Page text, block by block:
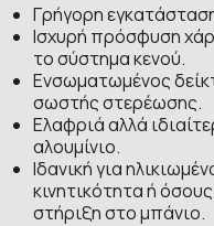
Γρήγορη
Ισχυρή πρόσφυση
το σύστημα κενού.
Ενσωματωμένος
σωστής στερέωσης.
Ελαφριά αλλά
αλουμίνιο.
Ιδανική για
κινητικότητα ή
στήριξη στο μπάνιο.